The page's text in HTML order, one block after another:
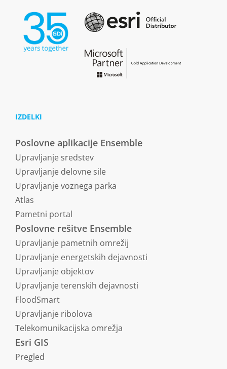
IZDELKI
Poslovne aplikacije Ensemble
Upravljanje sredstev
Upravljanje delovne sile
Upravljanje voznega parka
Atlas
Pametni portal
Poslovne rešitve Ensemble
Upravljanje pametnih omrežij
Upravljanje energetskih dejavnosti
Upravljanje objektov
Upravljanje terenskih dejavnosti
FloodSmart
Upravljanje ribolova
Telekomunikacijska omrežja
Esri GIS
Pregled